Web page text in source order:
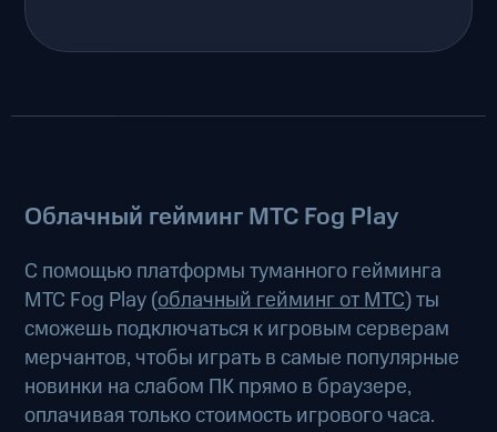
Облачный гейминг МТС Fog Play
С помощью платформы туманного гейминга
МТС Fog Play (облачный гейминг от МТС) ты
сможешь подключаться к игровым серверам
мерчантов, чтобы играть в самые популярные
новинки на слабом ПК прямо в браузере,
оплачивая только стоимость игрового часа.